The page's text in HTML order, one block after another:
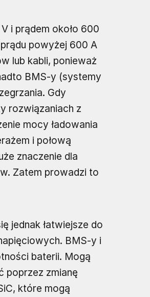
i prądem około 600
powyżej 600 A
lub kabli, ponieważ
BMS-y (systemy
Gdy
rozwiązaniach z
mocy ładowania
i połową
znaczenie dla
Zatem prowadzi to
jednak łatwiejsze do
BMS-y i
baterii. Mogą
poprzez zmianę
które mogą